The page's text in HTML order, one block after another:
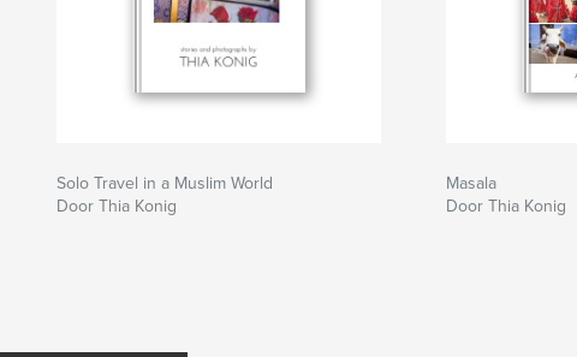
Solo Travel in a Muslim World
Door Thia Konig
Masala
Door Thia Konig